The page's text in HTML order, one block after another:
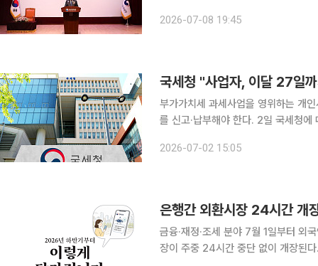
그는 영세 소상공인과 중소기업에 대
2026-07-08 19:45
국세청 "사업자, 이달 27일
부가가치세 과세사업을 영위하는 개
를 신고·납부해야 한다. 2일 국세청에 따르면 이번 확정신고 대상자는 1년 전보다 13만 명 늘어난
개다. 간이과세자 중 세금계산서를
2026-07-02 15:05
금융·재정·조세 분야 7월 1일부터 외국인 투자자의 외환시장 접근성 제고 등을 위해 은행간 외환시
장이 주중 24시간 중단 없이 개장된